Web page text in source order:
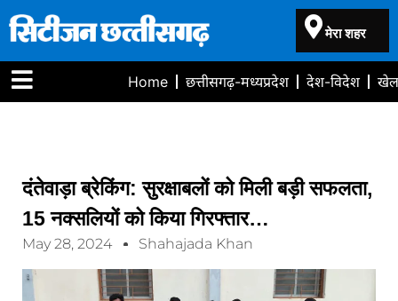
मेरा शहर
Home छत्तीसगढ़-मध्यप्रदेश देश-विदेश
दंतेवाड़ा ब्रेकिंग: सुरक्षाबलों को मिली बड़ी सफलता,
15 नक्सलियों को किया गिरफ्तार…
May 28, 2024 Shahajada Khan